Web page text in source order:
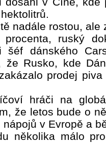
nadále rostou,
ruský
šéf dánského
že Rusko, kde
prodej
hráči na
že letos bude o
v Evropě a
několika málo